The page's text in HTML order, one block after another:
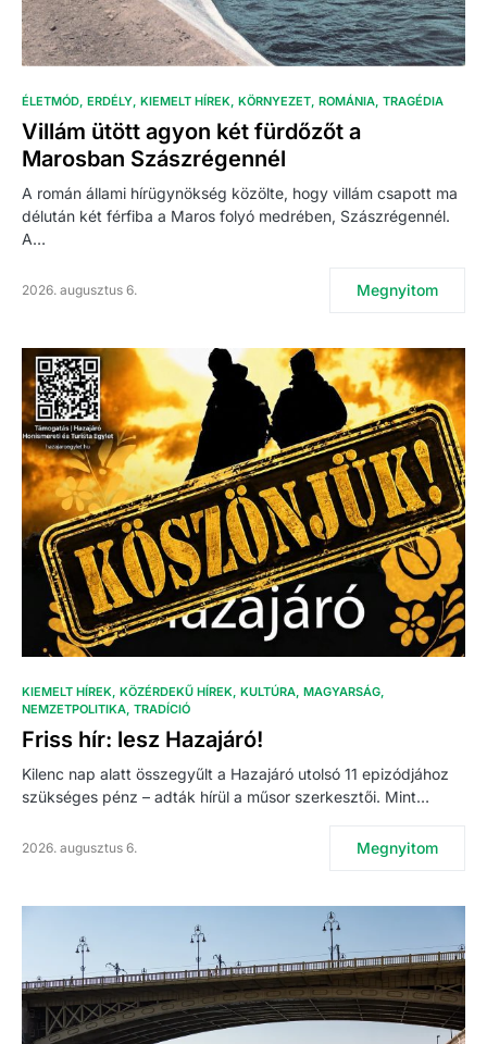
ÉLETMÓD ERDÉLY KIEMELT HÍREK KÖRNYEZET ROMÁNIA TRAGÉDIA
Villám ütött agyon két fürdőzőt a
Marosban Szászrégennél
A román állami hírügynökség közölte, hogy villám csapott ma
délután két férfiba a Maros folyó medrében, Szászrégennél.
A…
2026. augusztus 6. Megnyitom
KIEMELT HÍREK KÖZÉRDEKŰ HÍREK KULTÚRA MAGYARSÁG
NEMZETPOLITIKA TRADÍCIÓ
Friss hír: lesz Hazajáró!
Kilenc nap alatt összegyűlt a Hazajáró utolsó 11 epizódjához
szükséges pénz – adták hírül a műsor szerkesztői. Mint…
2026. augusztus 6. Megnyitom